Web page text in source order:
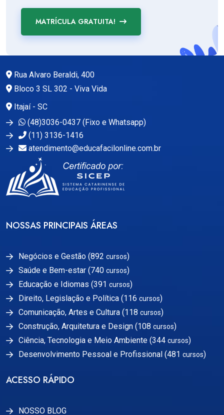
MATRÍCULA GRATUITA!
Rua Alvaro Beraldi, 400
Bloco 3 SL 302 - Viva Vida
Itajaí - SC
(48)3036-0437 (Fixo e Whatsapp)
(11) 3136-1416
atendimento@educafacilonline.com.br
NOSSAS PRINCIPAIS ÁREAS
Negócios e Gestão (892 cursos)
Saúde e Bem-estar (740 cursos)
Educação e Idiomas (391 cursos)
Direito, Legislação e Política (116 cursos)
Comunicação, Artes e Cultura (118 cursos)
Construção, Arquitetura e Design (108 cursos)
Ciência, Tecnologia e Meio Ambiente (344 cursos)
Desenvolvimento Pessoal e Profissional (481 cursos)
ACESSO RÁPIDO
NOSSO BLOG